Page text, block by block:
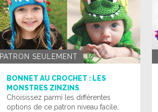
PATRON SEULEMENT
BONNET AU CROCHET : LES
MONSTRES ZINZINS
Choisissez parmi les différentes
options de ce patron niveau facile,